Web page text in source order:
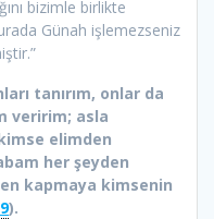
bizimle birlikte
Günah işlemezseniz
tanırım, onlar da
veririm; asla
elimden
her şeyden
kapmaya kimsenin
).